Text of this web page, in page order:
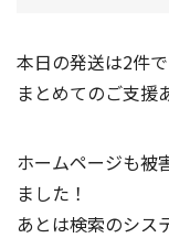
本日の発送は2件で
まとめてのご支援
ホームページも被
ました！
あとは検索のシス